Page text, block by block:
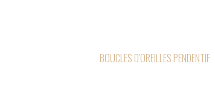
BOUCLES D'OREILLES PENDENTIF